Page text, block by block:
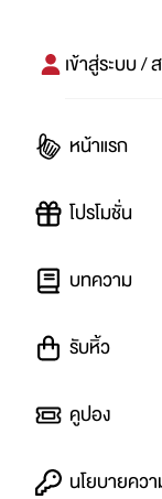
เข้าสู่ระบบ /
หน้าแรก
โปรโมชั่น
บทความ
รับหิ้ว
คูปอง
นโยบายคว
#
ปันโปร PUNPRO
โปรโมชัน